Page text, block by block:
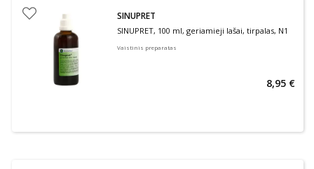
SINUPRET
SINUPRET, 100 ml, geriamieji lašai, tirpalas, N1
Vaistinis preparatas
8,95 €